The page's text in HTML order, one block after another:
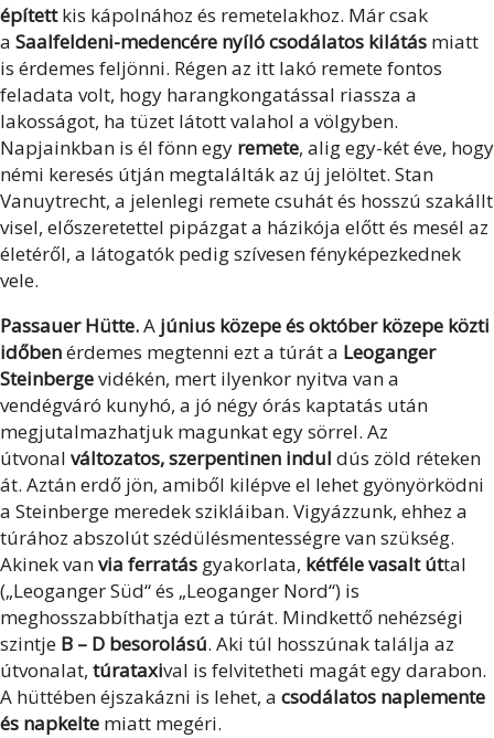
építettkis kápolnához és remetelakhoz. Már csak
a Saalfeldeni-medencére nyíló csodálatos kilátás miatt
is érdemes feljönni. Régen az itt lakó remete fontos
feladata volt, hogy harangkongatással riassza a
lakosságot, ha tüzet látott valahol a völgyben.
Napjainkban is él fönn egy remete, alig egy-két éve, hogy
némi keresés útján megtalálták az új jelöltet. Stan
Vanuytrecht, a jelenlegi remete csuhát és hosszú szakállt
visel, előszeretettel pipázgat a házikója előtt és mesél az
életéről, a látogatók pedig szívesen fényképezkednek
vele.
Passauer Hütte.A június közepe és október közepe közti
időbenérdemes megtenni ezt a túrát a Leoganger
Steinbergevidékén, mert ilyenkor nyitva van a
vendégváró kunyhó, a jó négy órás kaptatás után
megjutalmazhatjuk magunkat egy sörrel. Az
útvonal változatos, szerpentinen indul dús zöld réteken
át. Aztán erdő jön, amiből kilépve el lehet gyönyörködni
a Steinberge meredek szikláiban. Vigyázzunk, ehhez a
túrához abszolút szédülésmentességre van szükség.
Akinek vanvia ferratás gyakorlata, kétféle vasalt úttal
(„Leoganger Süd“ és „Leoganger Nord“) is
meghosszabbíthatja ezt a túrát. Mindkettő nehézségi
szintje B – D besorolású. Aki túl hosszúnak találja az
útvonalat, túrataxival is felvitetheti magát egy darabon.
A hüttében éjszakázni is lehet, a csodálatos naplemente
és napkelte miatt megéri.